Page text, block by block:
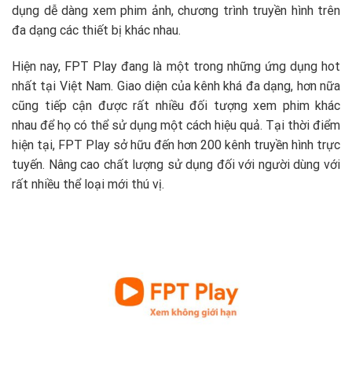
dụng dễ dàng xem phim ảnh, chương trình truyền hình trên
đa dạng các thiết bị khác nhau.
Hiện nay, FPT Play đang là một trong những ứng dụng hot
nhất tại Việt Nam. Giao diện của kênh khá đa dạng, hơn nữa
cũng tiếp cận được rất nhiều đối tượng xem phim khác
nhau để họ có thể sử dụng một cách hiệu quả. Tại thời điểm
hiện tại, FPT Play sở hữu đến hơn 200 kênh truyền hình trực
tuyến. Nâng cao chất lượng sử dụng đối với người dùng với
rất nhiều thể loại mới thú vị.